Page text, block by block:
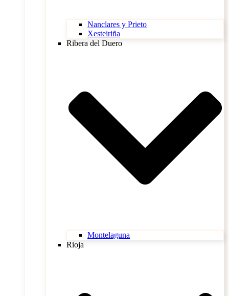
Nanclares y Prieto
Xesteiriña
Ribera del Duero
Montelaguna
Rioja